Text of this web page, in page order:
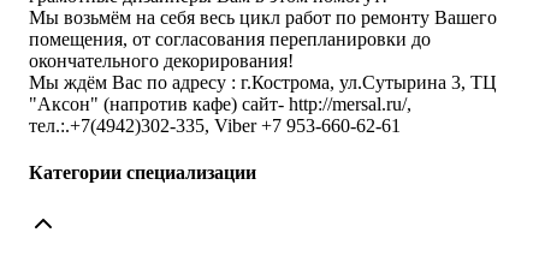
Мы возьмём на себя весь цикл работ по ремонту Вашего
помещения, от согласования перепланировки до
окончательного декорирования!
Мы ждём Вас по адресу : г.Кострома, ул.Сутырина 3, ТЦ
"Аксон" (напротив кафе) сайт- http://mersal.ru/,
тел.:.+7(4942)302-335, Viber +7 953-660-62-61
Категории специализации